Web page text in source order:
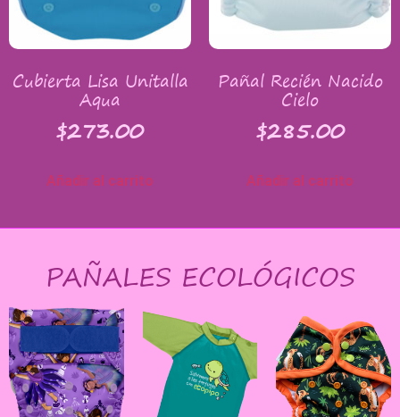
Cubierta Lisa Unitalla
Aqua
$273.00
Añadir al carrito
Pañal Recién Nacido
Cielo
$285.00
Añadir al carrito
PAÑALES ECOLÓGICOS